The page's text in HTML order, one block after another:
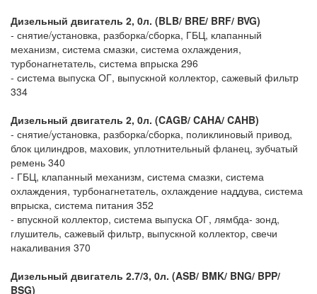
Дизельный двигатель 2, 0л. (BLB/ BRE/ BRF/ BVG)
- снятие/установка, разборка/сборка, ГБЦ, клапанный
механизм, система смазки, система охлаждения,
турбонагнетатель, система впрыска 296
- система выпуска ОГ, выпускной коллектор, сажевый фильтр
334
Дизельный двигатель 2, 0л. (CAGB/ CAHA/ CAHB)
- снятие/установка, разборка/сборка, поликлиновый привод,
блок цилиндров, маховик, уплотнительный фланец, зубчатый
ремень 340
- ГБЦ, клапанный механизм, система смазки, система
охлаждения, турбонагнетатель, охлаждение наддува, система
впрыска, система питания 352
- впускной коллектор, система выпуска ОГ, лямбда- зонд,
глушитель, сажевый фильтр, выпускной коллектор, свечи
накаливания 370
Дизельный двигатель 2.7/3, 0л. (ASB/ BMK/ BNG/ BPP/
BSG)